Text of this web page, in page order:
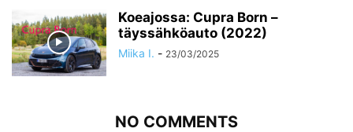
Koeajossa: Cupra Born –
täyssähköauto (2022)
Miika I. - 23/03/2025
NO COMMENTS